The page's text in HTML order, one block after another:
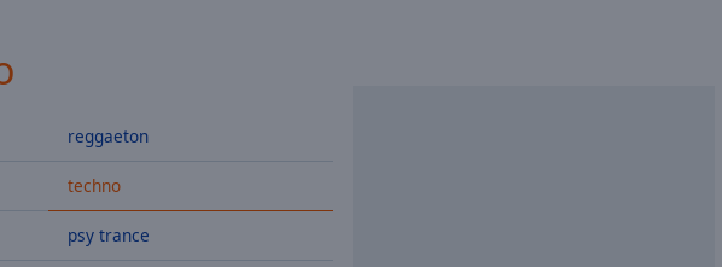
reggaeton
techno
psy trance